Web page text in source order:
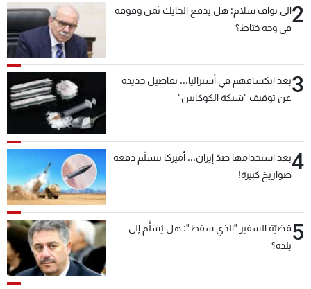
2الى نواف سلام: هل يدفع الحايك ثمن وقوفه
في وجه خيّاط؟
3بعد انكشافهم في أستراليا... تفاصيل جديدة
عن توقيف "شبكة الكوكايين"
4بعد استخدامها ضدّ إيران... أميركا تتسلّم دفعة
صواريخ كبيرة!
5قضيّة السفير "الذي سقط": هل يُسلَّم إلى
بلده؟